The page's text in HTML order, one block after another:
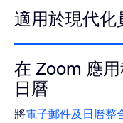
適用於現代化
在 Zoom 應
日曆
將電子郵件及日曆整